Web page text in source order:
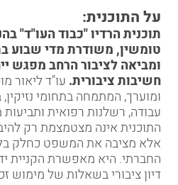
על התוכנית:
תוכנית הרדיו "כבוד העו"ד"
טומשין
ומביאה לציבור הרחב מפגש
חשיבות ציבורית. עו"ד ליאור
ומוערך, המתמחה בתחומינזיקין,
עבודה,רשלנות רפואיתותביעות
התוכנית אינה מצטמצמת רק
אלא מציבה את המשפט כחלק
החברתי. היא מאפשרת הקניית
דיון ציבורי בשאלות של מימוש